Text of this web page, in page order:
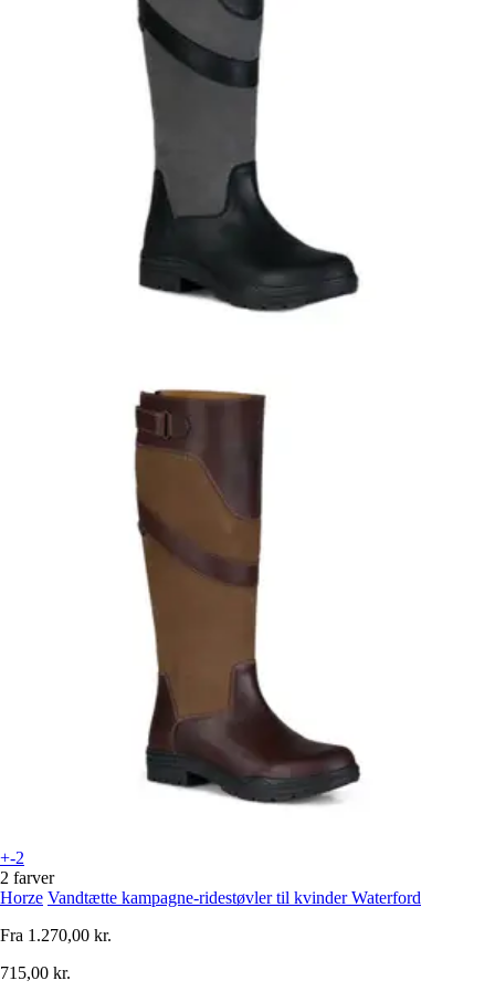
+-2
2 farver
Horze Vandtætte kampagne-ridestøvler til kvinder Waterford
Fra 1.270,00 kr.
715,00 kr.